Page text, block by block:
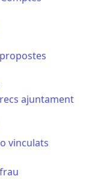
ajuntament
vinculats